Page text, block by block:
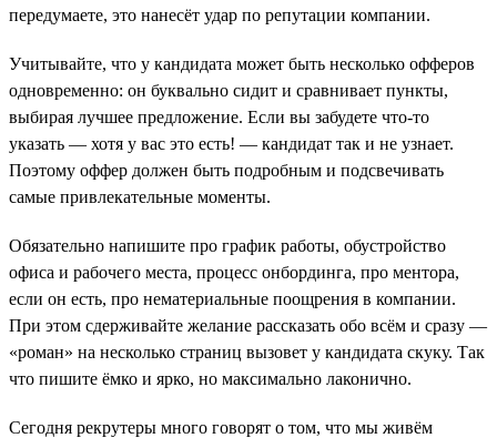
передумаете, это нанесёт удар по репутации компании.
Учитывайте, что у кандидата может быть несколько офферов
одновременно: он буквально сидит и сравнивает пункты,
выбирая лучшее предложение. Если вы забудете что-то
указать — хотя у вас это есть! — кандидат так и не узнает.
Поэтому оффер должен быть подробным и подсвечивать
самые привлекательные моменты.
Обязательно напишите про график работы, обустройство
офиса и рабочего места, процесс онбординга, про ментора,
если он есть, про нематериальные поощрения в компании.
При этом сдерживайте желание рассказать обо всём и сразу —
«роман» на несколько страниц вызовет у кандидата скуку. Так
что пишите ёмко и ярко, но максимально лаконично.
Сегодня рекрутеры много говорят о том, что мы живём